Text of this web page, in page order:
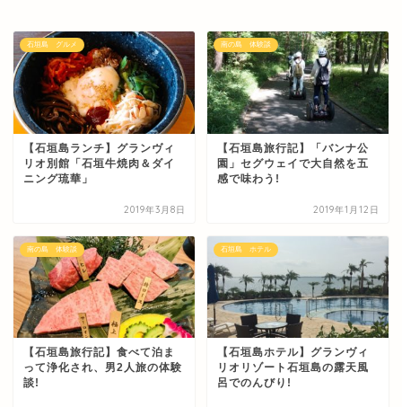
石垣島 グルメ
【石垣島ランチ】グランヴィ
リオ別館「石垣牛焼肉＆ダイ
ニング琉華」
2019年3月8日
南の島 体験談
【石垣島旅行記】「バンナ公
園」セグウェイで大自然を五
感で味わう!
2019年1月12日
南の島 体験談
【石垣島旅行記】食べて泊ま
って浄化され、男2人旅の体験
談!
石垣島 ホテル
【石垣島ホテル】グランヴィ
リオリゾート石垣島の露天風
呂でのんびり!